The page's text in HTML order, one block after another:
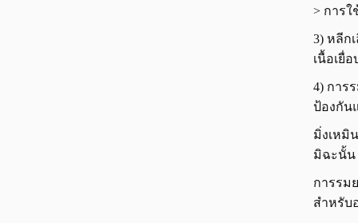
> การ
3) หลีก
เนื้อเยื่
4) การ
ป้องกัน
มิ่งเหมิ
มิฉะนั้น
การรม
สำหรับ